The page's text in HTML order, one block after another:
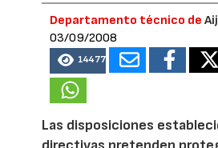
Departamento técnico de
03/09/2008
14477
Las disposiciones